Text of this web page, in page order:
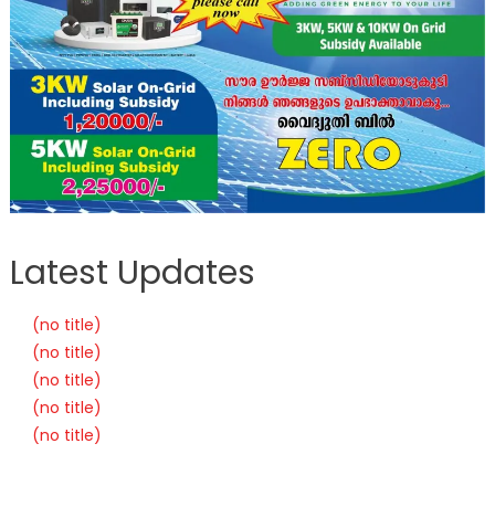
Latest Updates
(no title)
(no title)
(no title)
(no title)
(no title)